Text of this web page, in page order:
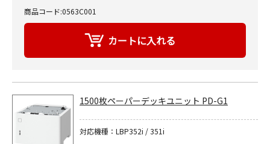
商品コード:0563C001
1500枚ペーパーデッキユニット PD-G1
対応機種：LBP352i / 351i